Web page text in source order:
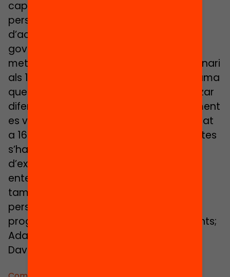
capacitat d’actuació i lideratge de
persones joves vinculades a processos
d’acció col·lectiva i organitzacions no
governamentals). Des del punt de vista
metodològic, es va distribuir un qüestionari
als 124 joves que han passat pel programa
que va permetre identificar i caracteritzar
diferents perfils de lideratge. Posteriorment
es van realitzar entrevistes en profunditat
a 16 dels joves. Deu d’aquestes entrevistes
s’han convertit en relats de vida per tal
d’exemplificar com els joves activistes
entenen el lideratge avui. La publicació
també compta amb la reflexió de cinc
persones que els participants del
programa Ordit han citat com a referents;
Ada Colau, Dolor Camats, Ester Bonal,
David Fernàndez i Carlos Campuzano.